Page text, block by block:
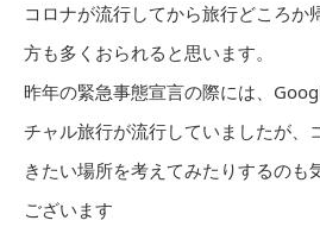
コロナが流行してから旅行どころか
方も多くおられると思います。
昨年の緊急事態宣言の際には、
チャル旅行が流行していましたが、
きたい場所を考えてみたりするのも
ございます